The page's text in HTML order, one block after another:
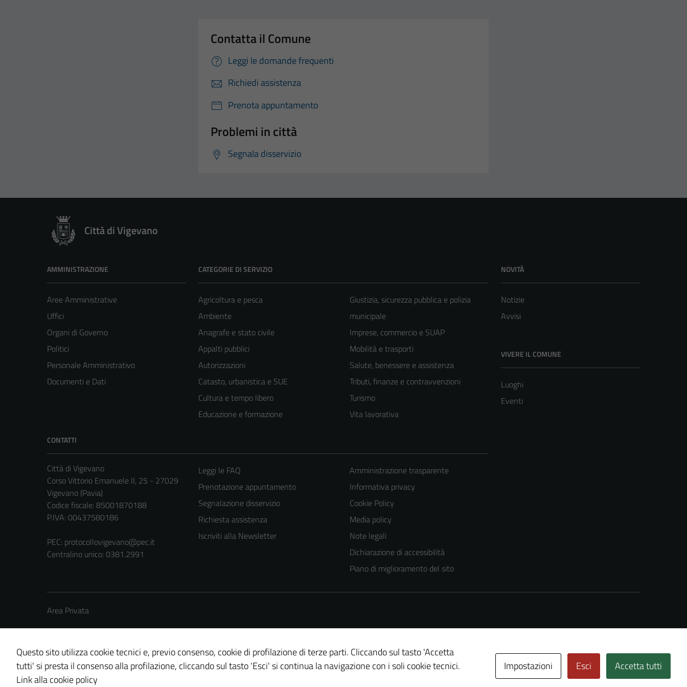
Contatta il Comune
Leggi le domande frequenti
Richiedi assistenza
Prenota appuntamento
Problemi in città
Segnala disservizio
Città di Vigevano
AMMINISTRAZIONE
Aree Amministrative
Uffici
Organi di Governo
Politici
Personale Amministrativo
Documenti e Dati
CATEGORIE DI SERVIZIO
Agricoltura e pesca
Ambiente
Anagrafe e stato civile
Appalti pubblici
Autorizzazioni
Catasto, urbanistica e SUE
Cultura e tempo libero
Educazione e formazione
Giustizia, sicurezza pubblica e polizia
municipale
Imprese, commercio e SUAP
Mobilità e trasporti
Salute, benessere e assistenza
Tributi, finanze e contravvenzioni
Turismo
Vita lavorativa
NOVITÀ
Notizie
Avvisi
VIVERE IL COMUNE
Luoghi
Eventi
CONTATTI
Città di Vigevano
Corso Vittorio Emanuele II, 25 - 27029
Vigevano (Pavia)
Codice fiscale: 85001870188
P.IVA: 00437580186
PEC: protocollovigevano@pec.it
Centralino unico: 0381.2991
Leggi le FAQ
Prenotazione appuntamento
Segnalazione disservizio
Richiesta assistenza
Iscriviti alla Newsletter
Amministrazione trasparente
Informativa privacy
Cookie Policy
Media policy
Note legali
Dichiarazione di accessibilità
Piano di miglioramento del sito
Area Privata
Credits: © Technical Design s.r.l.
Questo sito utilizza cookie tecnici e, previo consenso, cookie di profilazione di terze parti. Cliccando sul tasto 'Accetta
tutti' si presta il consenso alla profilazione, cliccando sul tasto 'Esci' si continua la navigazione con i soli cookie tecnici.
Link alla cookie policy
Impostazioni Esci Accetta tutti